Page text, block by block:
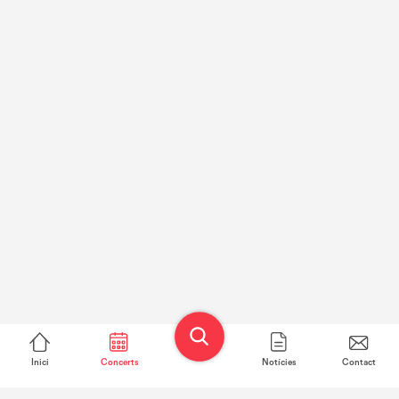
Inici Concerts Notícies Contact